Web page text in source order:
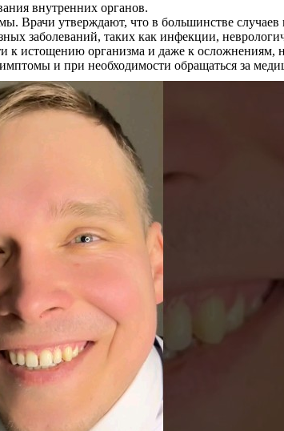
внутренних органов.
Врачи утверждают, что в большинстве случаев
заболеваний, таких как инфекции,
истощению организма и даже к осложнениям,
и при необходимости обращаться за